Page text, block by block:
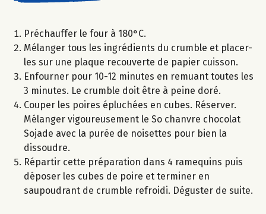
Préchauffer le four à 180°C.
Mélanger tous les ingrédients du crumble et placer-
les sur une plaque recouverte de papier cuisson.
Enfourner pour 10-12 minutes en remuant toutes les
3 minutes. Le crumble doit être à peine doré.
Couper les poires épluchées en cubes. Réserver.
Mélanger vigoureusement le So chanvre chocolat
Sojade avec la purée de noisettes pour bien la
dissoudre.
Répartir cette préparation dans 4 ramequins puis
déposer les cubes de poire et terminer en
saupoudrant de crumble refroidi. Déguster de suite.